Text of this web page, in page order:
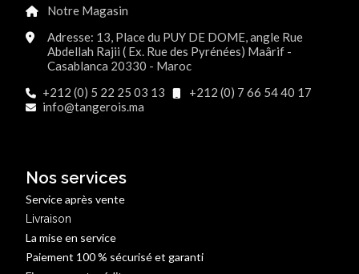
Notre Magasin
Adresse: 13, Place du PUY DE DOME, angle Rue
Abdellah Rajii ( Ex. Rue des Pyrénées) Maârif -
Casablanca 20330 - Maroc
+212 (0) 5 22 25 03 13
+212 (0) 7 66 54 40 17
info@tangerois.ma
Nos services
Service après vente
Livraison
La mise en service
Paiement 100 % sécurisé et garanti